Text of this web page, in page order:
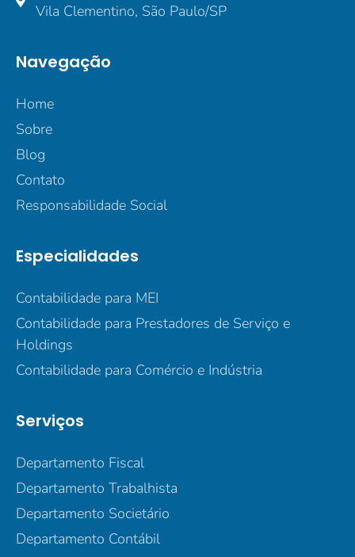
Vila Clementino, São Paulo/SP
Navegação
Home
Sobre
Blog
Contato
Responsabilidade Social
Especialidades
Contabilidade para MEI
Contabilidade para Prestadores de Serviço e
Holdings
Contabilidade para Comércio e Indústria
Serviços
Departamento Fiscal
Departamento Trabalhista
Departamento Societário
Departamento Contábil